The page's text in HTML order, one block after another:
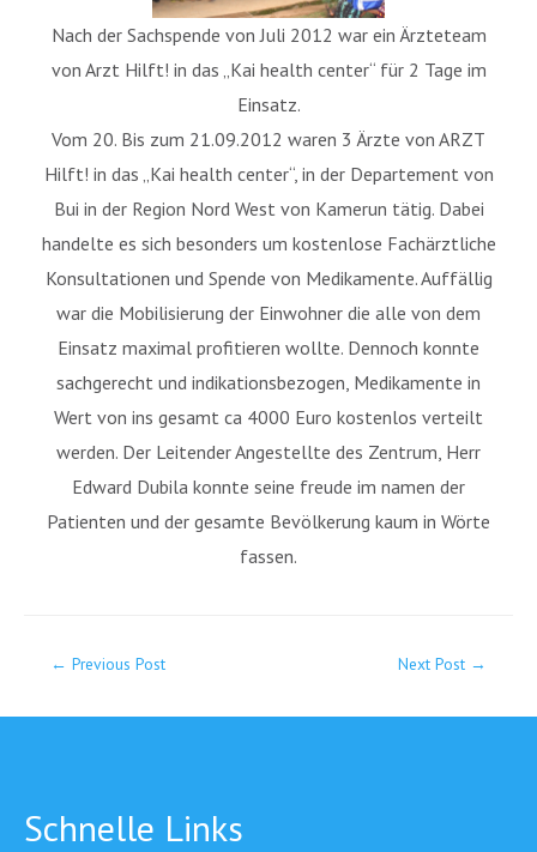
Nach der Sachspende von Juli 2012 war ein Ärzteteam
von Arzt Hilft! in das „Kai health center“ für 2 Tage im
Einsatz.
Vom 20. Bis zum 21.09.2012 waren 3 Ärzte von ARZT
Hilft! in das „Kai health center“, in der Departement von
Bui in der Region Nord West von Kamerun tätig. Dabei
handelte es sich besonders um kostenlose Fachärztliche
Konsultationen und Spende von Medikamente. Auffällig
war die Mobilisierung der Einwohner die alle von dem
Einsatz maximal profitieren wollte. Dennoch konnte
sachgerecht und indikationsbezogen, Medikamente in
Wert von ins gesamt ca 4000 Euro kostenlos verteilt
werden. Der Leitender Angestellte des Zentrum, Herr
Edward Dubila konnte seine freude im namen der
Patienten und der gesamte Bevölkerung kaum in Wörte
fassen.
← Previous Post Next Post →
Schnelle Links